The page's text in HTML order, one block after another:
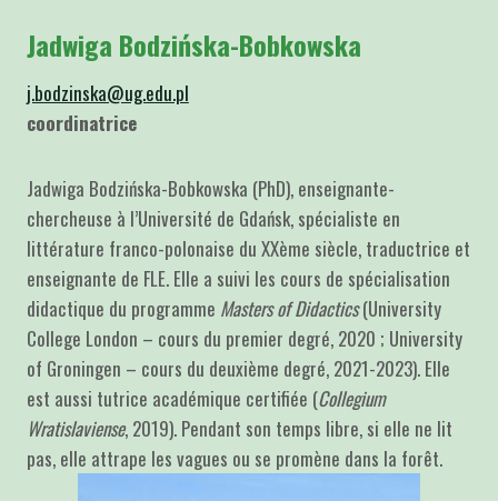
Jadwiga Bodzińska-Bobkowska
j.bodzinska@ug.edu.pl
coordinatrice
Jadwiga Bodzińska-Bobkowska (PhD), enseignante-
chercheuse à l’Université de Gdańsk, spécialiste en
littérature franco-polonaise du XXème siècle, traductrice et
enseignante de FLE. Elle a suivi les cours de spécialisation
didactique du programme Masters of Didactics(University
College London – cours du premier degré, 2020 ; University
of Groningen – cours du deuxième degré, 2021-2023). Elle
est aussi tutrice académique certifiée (Collegium
Wratislaviense, 2019). Pendant son temps libre, si elle ne lit
pas, elle attrape les vagues ou se promène dans la forêt.